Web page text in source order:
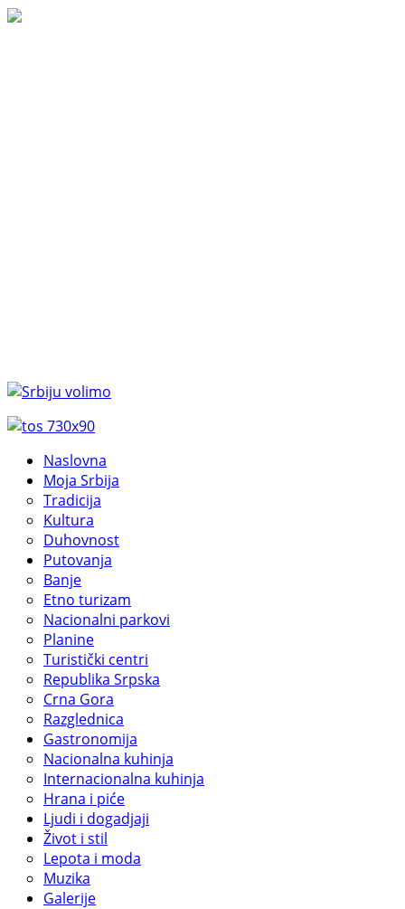
Naslovna
Moja Srbija
Tradicija
Kultura
Duhovnost
Putovanja
Banje
Etno turizam
Nacionalni parkovi
Planine
Turistički centri
Republika Srpska
Crna Gora
Razglednica
Gastronomija
Nacionalna kuhinja
Internacionalna kuhinja
Hrana i piće
Ljudi i dogadjaji
Život i stil
Lepota i moda
Muzika
Galerije